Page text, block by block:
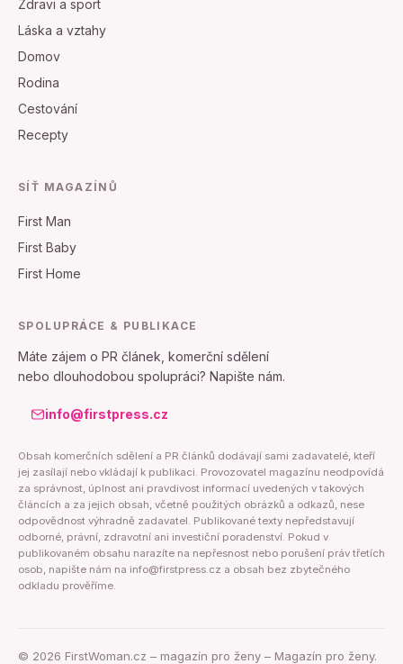
Zdravi a sport
Láska a vztahy
Domov
Rodina
Cestování
Recepty
SÍŤ MAGAZÍNŮ
First Man
First Baby
First Home
SPOLUPRÁCE & PUBLIKACE
Máte zájem o PR článek, komerční sdělení
nebo dlouhodobou spolupráci? Napište nám.
info@firstpress.cz
Obsah komerčních sdělení a PR článků dodávají sami zadavatelé, kteří
jej zasílají nebo vkládají k publikaci. Provozovatel magazínu neodpovídá
za správnost, úplnost ani pravdivost informací uvedených v takových
článcích a za jejich obsah, včetně použitých obrázků a odkazů, nese
odpovědnost výhradně zadavatel. Publikované texty nepředstavují
odborné, právní, zdravotní ani investiční poradenství. Pokud v
publikovaném obsahu narazíte na nepřesnost nebo porušení práv třetích
osob, napište nám na info@firstpress.cz a obsah bez zbytečného
odkladu prověříme.
© 2026 FirstWoman.cz – magazín pro ženy – Magazín pro ženy.